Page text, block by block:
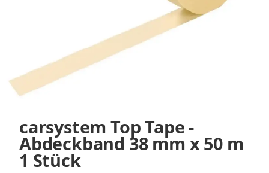
carsystem Top Tape -
Abdeckband 38 mm x 50 m
1 Stück